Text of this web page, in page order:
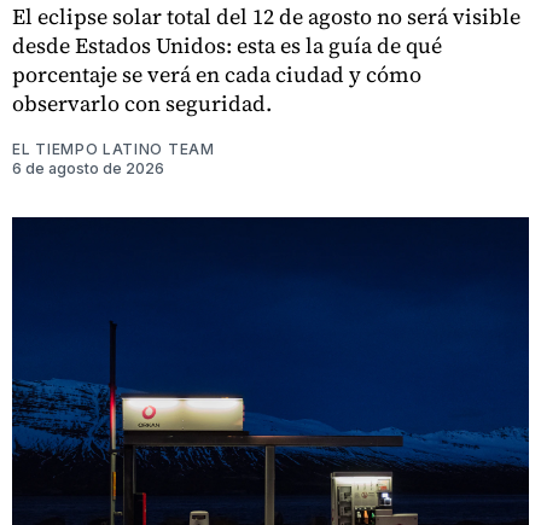
El eclipse solar total del 12 de agosto no será visible
desde Estados Unidos: esta es la guía de qué
porcentaje se verá en cada ciudad y cómo
observarlo con seguridad.
EL TIEMPO LATINO TEAM
6 de agosto de 2026